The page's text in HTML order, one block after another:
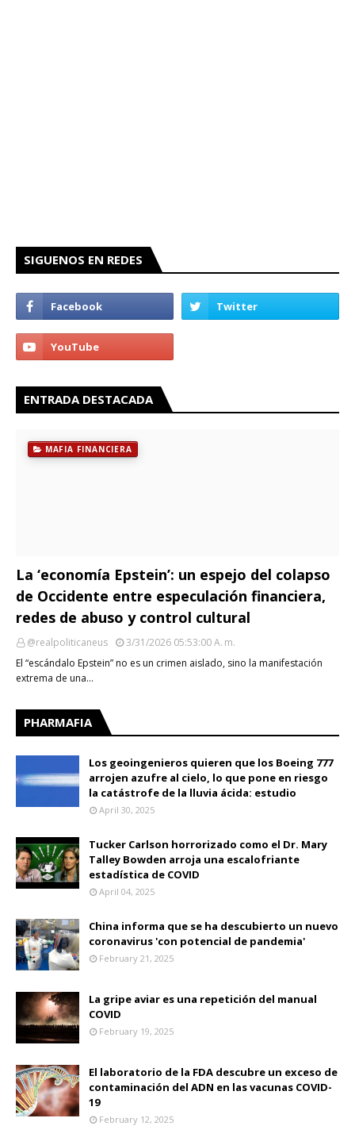
SIGUENOS EN REDES
ENTRADA DESTACADA
MAFIA FINANCIERA
La ‘economía Epstein’: un espejo del colapso
de Occidente entre especulación financiera,
redes de abuso y control cultural
@realpoliticaneus
3/31/2026 05:53:00 A. M.
El “escándalo Epstein” no es un crimen aislado, sino la manifestación
extrema de una…
PHARMAFIA
Los geoingenieros quieren que los Boeing 777
arrojen azufre al cielo, lo que pone en riesgo
la catástrofe de la lluvia ácida: estudio
April 30, 2025
Tucker Carlson horrorizado como el Dr. Mary
Talley Bowden arroja una escalofriante
estadística de COVID
April 04, 2025
China informa que se ha descubierto un nuevo
coronavirus 'con potencial de pandemia'
February 21, 2025
La gripe aviar es una repetición del manual
COVID
February 19, 2025
El laboratorio de la FDA descubre un exceso de
contaminación del ADN en las vacunas COVID-
19
February 12, 2025